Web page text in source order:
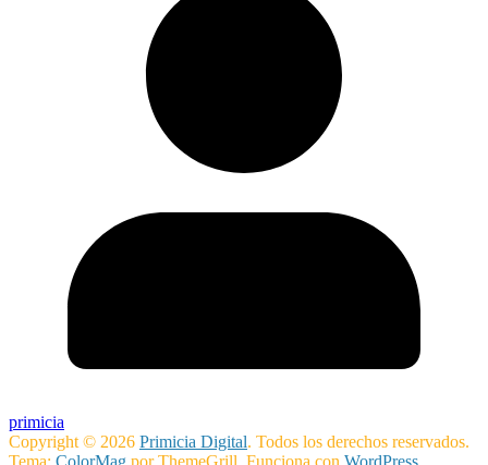
primicia
Copyright © 2026 Primicia Digital. Todos los derechos reservados.
Tema: ColorMag por ThemeGrill. Funciona con WordPress